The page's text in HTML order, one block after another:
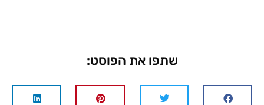
שתפו את הפוסט: